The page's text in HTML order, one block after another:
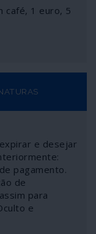
cena
de Abril e a
café, 1 euro, 5
e desejar
pagamento.
de
para
e